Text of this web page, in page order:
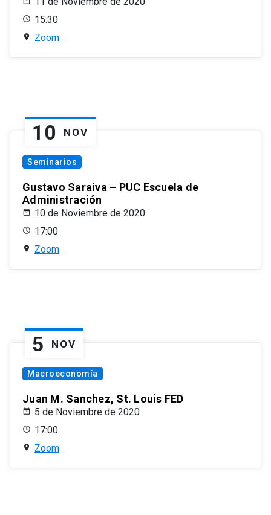
15:30
Zoom
10 NOV
Seminarios
Gustavo Saraiva – PUC Escuela de
Administración
10 de Noviembre de 2020
17:00
Zoom
5 NOV
Macroeconomía
Juan M. Sanchez, St. Louis FED
5 de Noviembre de 2020
17:00
Zoom